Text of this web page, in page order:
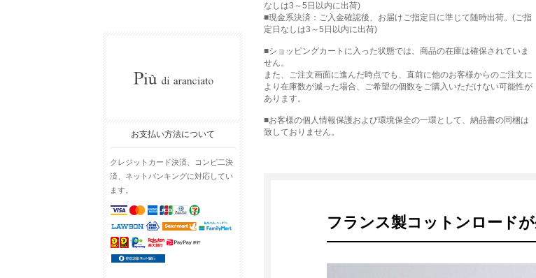
お支払い方法について
クレジットカード決済、コンビ二決
済、ネットバンキングに対応してい
ます。
なしは3～5日以内に出荷)
■現金系決済：ご入金確認後、お届けご指定日に準じて随時出荷。(ご指
定日なしは3～5日以内に出荷)
■ショッピングカートに入った状態では、商品の在庫は確保されていま
せん。
また、ご注文画面に進んだ時点でも、直前に他のお客様からのご注文に
より在庫数が減った場合、ご希望の個数をご購入いただけない可能性が
あります。
■お客様の個人情報保護および環境保全の一環として、納品書の同梱は
致しておりません。
フランス製コットンロード